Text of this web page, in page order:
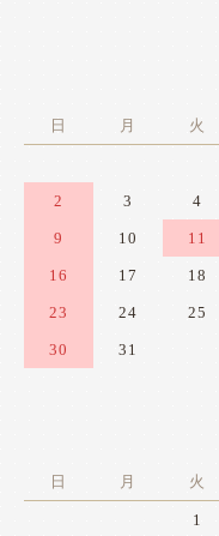
日 月 火
2 3 4
9 10 11
16 17 18
23 24 25
30 31
日 月 火
1